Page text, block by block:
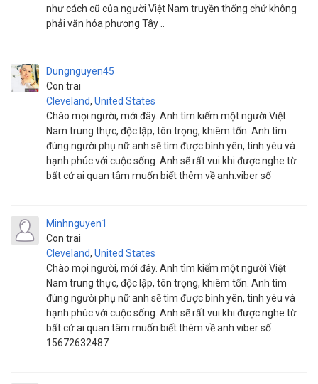
như cách cũ của người Việt Nam truyền thống chứ không
phải văn hóa phương Tây ..
Dungnguyen45
Con trai
Cleveland, United States
Chào mọi người, mới đây. Anh tìm kiếm một người Việt
Nam trung thực, độc lập, tôn trọng, khiêm tốn. Anh tìm
đúng người phụ nữ anh sẽ tìm được bình yên, tình yêu và
hạnh phúc với cuộc sống. Anh sẽ rất vui khi được nghe từ
bất cứ ai quan tâm muốn biết thêm về anh.viber số
Minhnguyen1
Con trai
Cleveland, United States
Chào mọi người, mới đây. Anh tìm kiếm một người Việt
Nam trung thực, độc lập, tôn trọng, khiêm tốn. Anh tìm
đúng người phụ nữ anh sẽ tìm được bình yên, tình yêu và
hạnh phúc với cuộc sống. Anh sẽ rất vui khi được nghe từ
bất cứ ai quan tâm muốn biết thêm về anh.viber số
15672632487